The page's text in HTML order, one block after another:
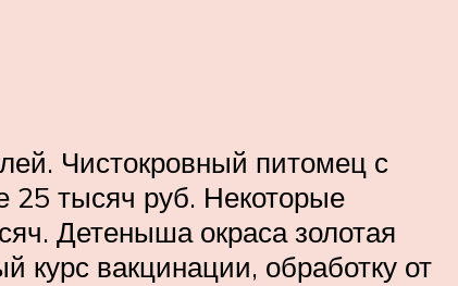
Чистокровный питомец с
25 тысяч руб. Некоторые
Детеныша окраса золотая
курс вакцинации, обработку от